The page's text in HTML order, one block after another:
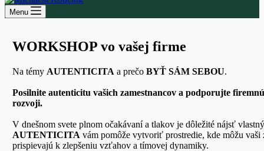
Menu
WORKSHOP vo vašej firme
Na témy AUTENTICITA a prečoBYŤ SÁM SEBOU.
Posilnite autenticitu vašich zamestnancov a podporujte
rozvoji.
V dnešnom svete plnom očakávaní a tlakov je dôležité nájsť
AUTENTICITA vám pomôže vytvoriť prostredie, kde môžu
prispievajú k zlepšeniu vzťahov a tímovej dynamiky.